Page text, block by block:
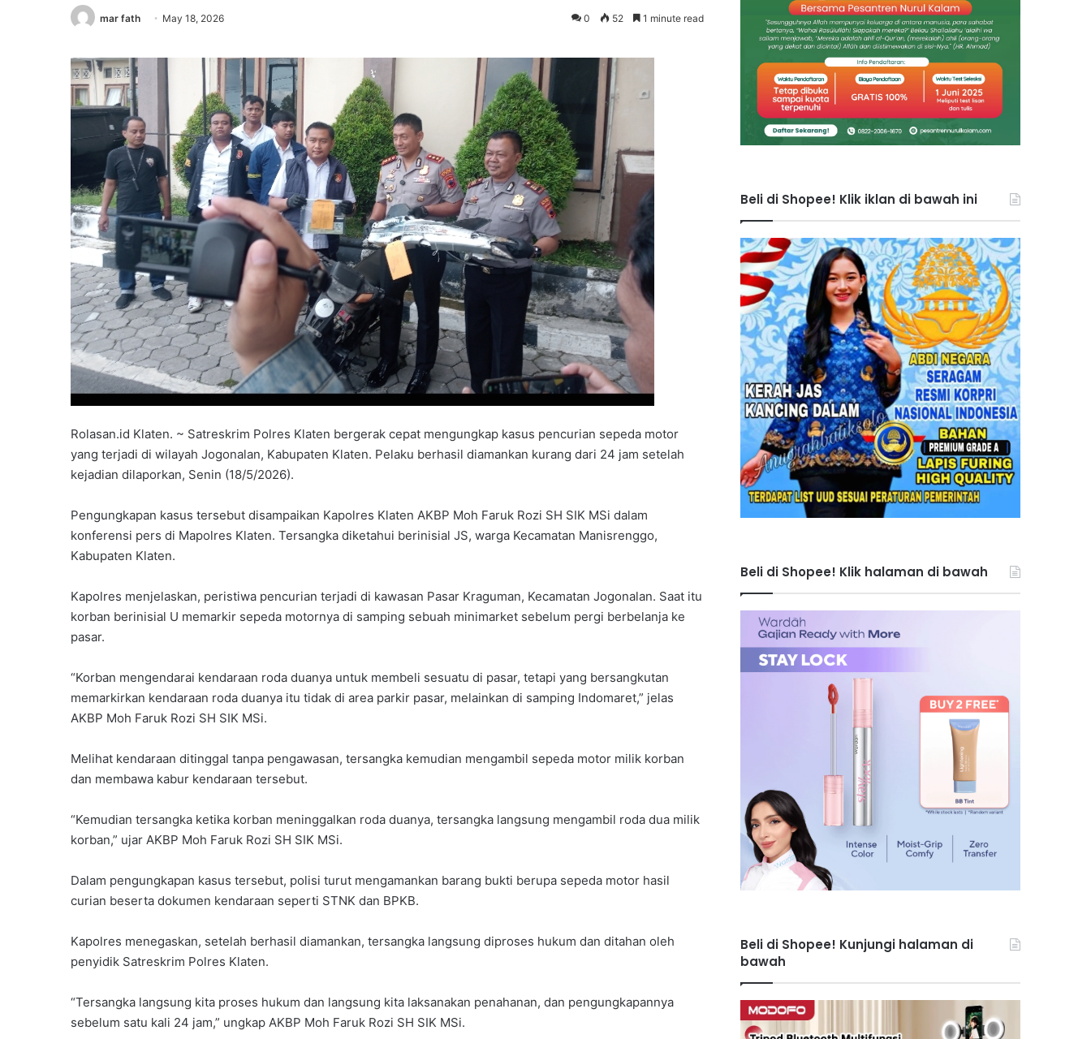
mar fath May 18, 2026 0 52 1 minute read
Rolasan.id Klaten. ~ Satreskrim Polres Klaten bergerak cepat mengungkap kasus pencurian sepeda motor
yang terjadi di wilayah Jogonalan, Kabupaten Klaten. Pelaku berhasil diamankan kurang dari 24 jam setelah
kejadian dilaporkan, Senin (18/5/2026).
Pengungkapan kasus tersebut disampaikan Kapolres Klaten AKBP Moh Faruk Rozi SH SIK MSi dalam
konferensi pers di Mapolres Klaten. Tersangka diketahui berinisial JS, warga Kecamatan Manisrenggo,
Kabupaten Klaten.
Kapolres menjelaskan, peristiwa pencurian terjadi di kawasan Pasar Kraguman, Kecamatan Jogonalan. Saat itu
korban berinisial U memarkir sepeda motornya di samping sebuah minimarket sebelum pergi berbelanja ke
pasar.
“Korban mengendarai kendaraan roda duanya untuk membeli sesuatu di pasar, tetapi yang bersangkutan
memarkirkan kendaraan roda duanya itu tidak di area parkir pasar, melainkan di samping Indomaret,” jelas
AKBP Moh Faruk Rozi SH SIK MSi.
Melihat kendaraan ditinggal tanpa pengawasan, tersangka kemudian mengambil sepeda motor milik korban
dan membawa kabur kendaraan tersebut.
“Kemudian tersangka ketika korban meninggalkan roda duanya, tersangka langsung mengambil roda dua milik
korban,” ujar AKBP Moh Faruk Rozi SH SIK MSi.
Dalam pengungkapan kasus tersebut, polisi turut mengamankan barang bukti berupa sepeda motor hasil
curian beserta dokumen kendaraan seperti STNK dan BPKB.
Kapolres menegaskan, setelah berhasil diamankan, tersangka langsung diproses hukum dan ditahan oleh
penyidik Satreskrim Polres Klaten.
“Tersangka langsung kita proses hukum dan langsung kita laksanakan penahanan, dan pengungkapannya
sebelum satu kali 24 jam,” ungkap AKBP Moh Faruk Rozi SH SIK MSi.
Beli di Shopee! Klik iklan di bawah ini
Beli di Shopee! Klik halaman di bawah
Beli di Shopee! Kunjungi halaman di
bawah